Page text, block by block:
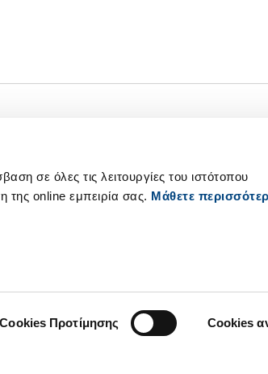
σε όλες τις λειτουργίες του ιστότοπου
της online εμπειρία σας. Μάθετε
Cookies Προτίμησης Cookies
Επικοινωνία IR
Διεθνής Παρουσία